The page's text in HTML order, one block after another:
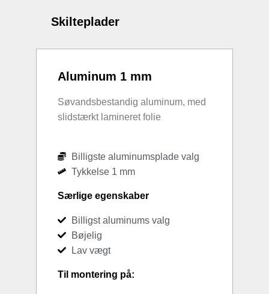
Skilteplader
Aluminum 1 mm
Søvandsbestandig aluminum, med
slidstærkt lamineret folie
Billigste aluminumsplade valg
Tykkelse 1 mm
Særlige egenskaber
Billigst aluminums valg
Bøjelig
Lav vægt
Til montering på: